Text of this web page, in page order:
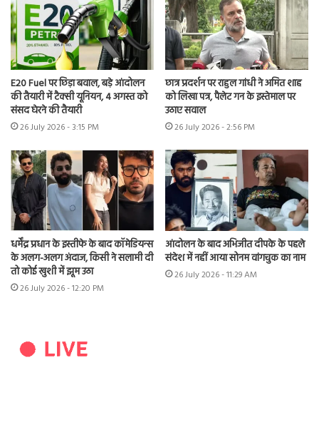
E20 Fuel पर छिड़ा बवाल, बड़े आंदोलन
की तैयारी में टैक्सी यूनियन, 4 अगस्त को
संसद घेरने की तैयारी
26 July 2026 - 3:15 PM
छात्र प्रदर्शन पर राहुल गांधी ने अमित शाह
को लिखा पत्र, पैलेट गन के इस्तेमाल पर
उठाए सवाल
26 July 2026 - 2:56 PM
धर्मेंद्र प्रधान के इस्तीफे के बाद कॉमेडियन्स
के अलग-अलग अंदाज, किसी ने सलामी दी
तो कोई खुशी में झूम उठा
26 July 2026 - 12:20 PM
आंदोलन के बाद अभिजीत दीपके के पहले
संदेश में नहीं आया सोनम वांगचुक का नाम
26 July 2026 - 11:29 AM